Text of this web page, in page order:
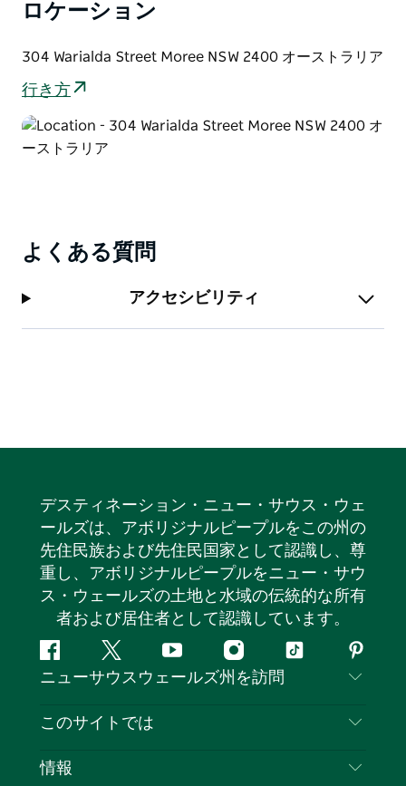
までわずか 600 m です。
ロケーション
304 Warialda Street Moree NSW 2400 オーストラリア
行き方
よくある質問
アクセシビリティ
デスティネーション・ニュー・サウス・ウェ
ールズは、アボリジナルピープルをこの州の
先住民族および先住民国家として認識し、尊
重し、アボリジナルピープルをニュー・サウ
ス・ウェールズの土地と水域の伝統的な所有
者および居住者として認識しています。
フ
ェ
ス
ッ
ツ
イ
タ
ユ
ー
イ
ン
テ
ピ
ン
レ
ト
ニューサウスウェールズ州を訪問
お問い合わせ
このサイトでは
目的地
情報